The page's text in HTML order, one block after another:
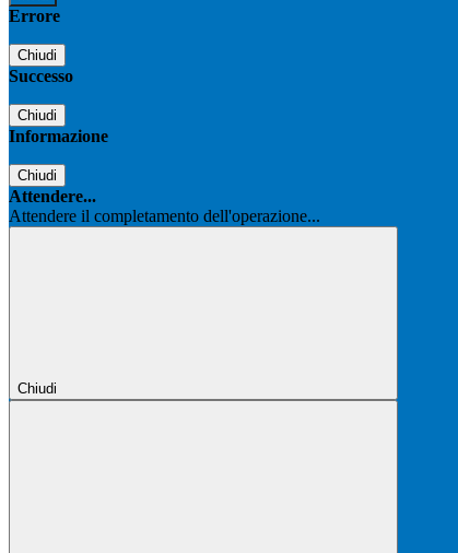
Errore
Chiudi
Successo
Chiudi
Informazione
Chiudi
Attendere...
Attendere il completamento dell'operazione...
Chiudi